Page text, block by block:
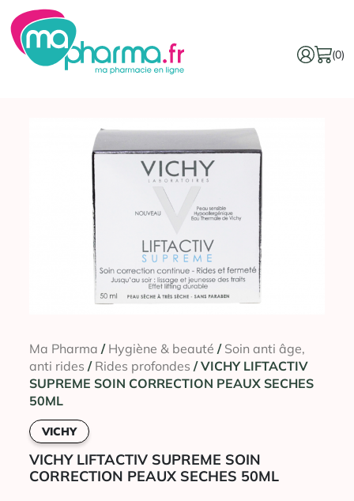
(0)
Ma Pharma / Hygiène & beauté / Soin anti âge,
anti rides / Rides profondes / VICHY LIFTACTIV
SUPREME SOIN CORRECTION PEAUX SECHES
50ML
VICHY
VICHY LIFTACTIV SUPREME SOIN
CORRECTION PEAUX SECHES 50ML